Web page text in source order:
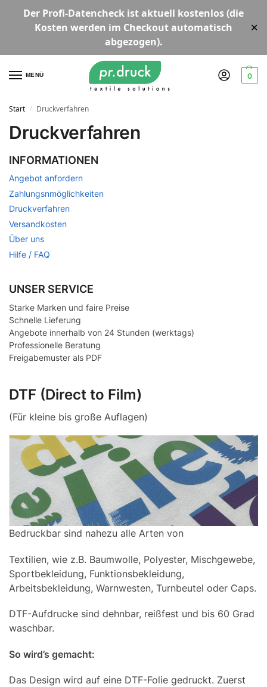
Der Profi-Datencheck ist aktuell kostenlos(die
Kosten werden im Checkout automatisch
abgezogen).
✕
MENÜ 0
Start / Druckverfahren
Druckverfahren
INFORMATIONEN
Angebot anfordern
Zahlungsnmöglichkeiten
Druckverfahren
Versandkosten
Über uns
Hilfe / FAQ
UNSER SERVICE
Starke Marken und faire Preise
Schnelle Lieferung
Angebote innerhalb von 24 Stunden (werktags)
Professionelle Beratung
Freigabemuster als PDF
DTF (Direct to Film)
(Für kleine bis große Auflagen)
Bedruckbar sind nahezu alle Arten von
Textilien, wie z.B. Baumwolle, Polyester, Mischgewebe,
Sportbekleidung, Funktionsbekleidung,
Arbeitsbekleidung, Warnwesten, Turnbeutel oder Caps.
DTF-Aufdrucke sind dehnbar, reißfest und bis 60 Grad
waschbar.
So wird’s gemacht:
Das Design wird auf eine DTF-Folie gedruckt. Zuerst